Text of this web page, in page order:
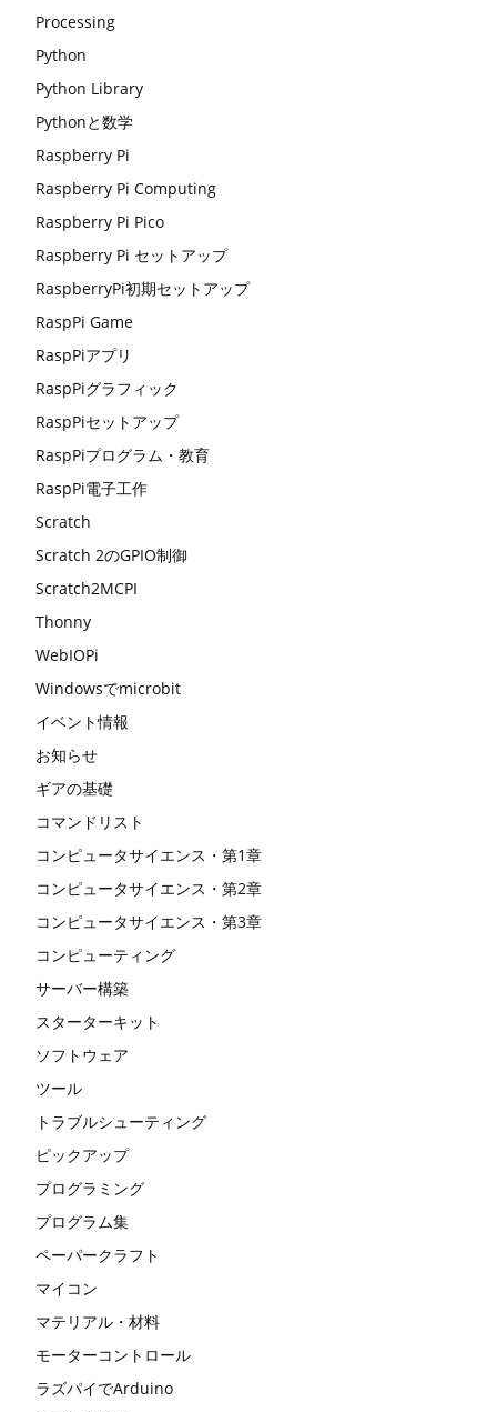
Processing
Python
Python Library
Pythonと数学
Raspberry Pi
Raspberry Pi Computing
Raspberry Pi Pico
Raspberry Pi セットアップ
RaspberryPi初期セットアップ
RaspPi Game
RaspPiアプリ
RaspPiグラフィック
RaspPiセットアップ
RaspPiプログラム・教育
RaspPi電子工作
Scratch
Scratch 2のGPIO制御
Scratch2MCPI
Thonny
WebIOPi
Windowsでmicrobit
イベント情報
お知らせ
ギアの基礎
コマンドリスト
コンピュータサイエンス・第1章
コンピュータサイエンス・第2章
コンピュータサイエンス・第3章
コンピューティング
サーバー構築
スターターキット
ソフトウェア
ツール
トラブルシューティング
ピックアップ
プログラミング
プログラム集
ペーパークラフト
マイコン
マテリアル・材料
モーターコントロール
ラズパイでArduino